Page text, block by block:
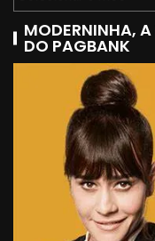
MODERNINHA,
DO PAGBANK